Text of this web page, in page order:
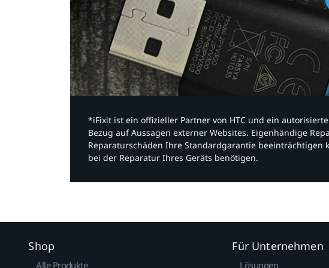
*iFixit ist ein offizieller Partner von HTC und ein
Bezug auf Aussagen externer Websites. Eigenhändige
Reparaturschäden Ihre Standardgarantie beeinträchtigen
bei der Reparatur Ihres Geräts benötigen.​
Shop
Alle Produkte
Für Unternehmen
Lösungen